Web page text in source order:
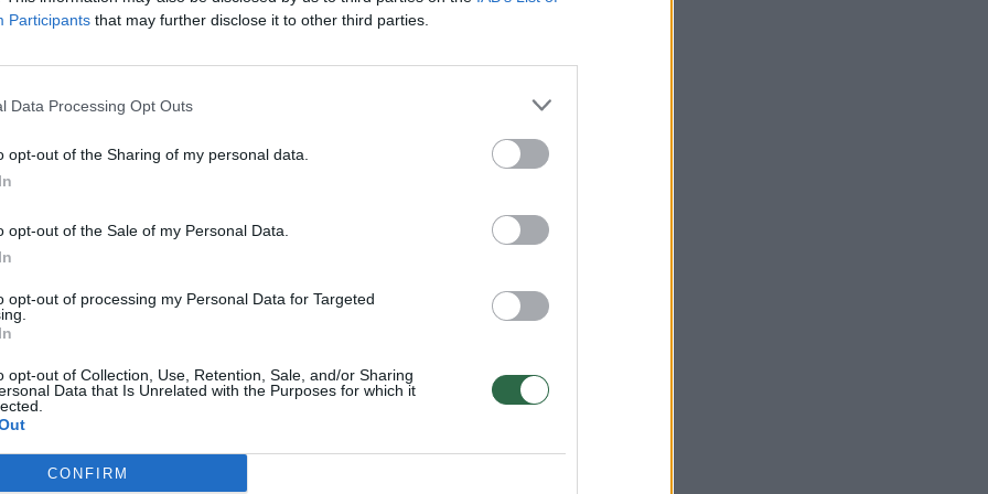
Participants that may further disclose it to other third parties.
Data Processing Opt Outs
opt-out of the Sharing of my personal data.
opt-out of the Sale of my Personal Data.
opt-out of processing my Personal Data for Targeted
opt-out of Collection, Use, Retention, Sale, and/or Sharing
Data that Is Unrelated with the Purposes for which it
CONFIRM
„DeepState“ svetainėje
kad rusai kirto mieste esančią upę ir
agentūrų „RIA Novosti“ ir TASS
filmuotas vaizdo įrašas, kuriame
aikštėje – jie buvo apibūdinti kaip
miestą. Ukrainos kariuomenė
iš Sudžos ir rusų karių
įvertino, kad Kyjivo pajėgos jau
Kursko srities po to, kai Rusijos
flangus ties siena su Ukraina.